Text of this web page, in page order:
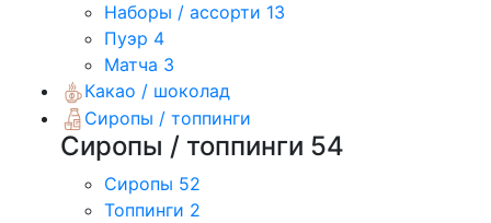
Наборы / ассорти 13
Пуэр 4
Матча 3
Какао / шоколад
Сиропы / топпинги
Сиропы / топпинги 54
Сиропы 52
Топпинги 2